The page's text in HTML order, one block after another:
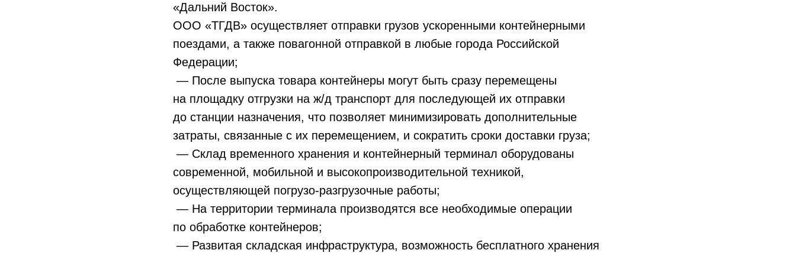
«Дальний Восток».
ООО «ТГДВ» осуществляет отправки грузов ускоренными контейнерными
поездами, а также повагонной отправкой в любые города Российской
Федерации;
— После выпуска товара контейнеры могут быть сразу перемещены
на площадку отгрузки на ж/д транспорт для последующей их отправки
до станции назначения, что позволяет минимизировать дополнительные
затраты, связанные с их перемещением, и сократить сроки доставки груза;
— Склад временного хранения и контейнерный терминал оборудованы
современной, мобильной и высокопроизводительной техникой,
осуществляющей погрузо-разгрузочные работы;
— На территории терминала производятся все необходимые операции
по обработке контейнеров;
— Развитая складская инфраструктура, возможность бесплатного хранения